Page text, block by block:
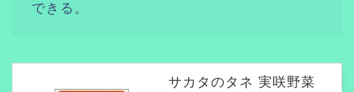
できる。
サカタのタネ 実咲野菜